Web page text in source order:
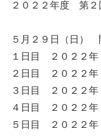
２０２２年度 第
５月２９日（日）
１日目 ２０２２年
２日目 ２０２２
３日目 ２０２２年
４日目 ２０２２年
５日目 ２０２２年